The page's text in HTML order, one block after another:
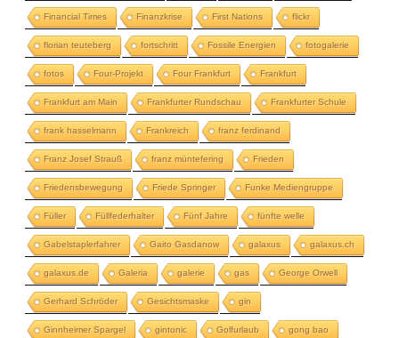
Financial Times Finanzkrise First Nations flickr
florian teuteberg fortschritt Fossile Energien fotogalerie
fotos Four-Projekt Four Frankfurt Frankfurt
Frankfurt am Main Frankfurter Rundschau Frankfurter Schule
frank hasselmann Frankreich franz ferdinand
Franz Josef Strauß franz müntefering Frieden
Friedensbewegung Friede Springer Funke Mediengruppe
Füller Füllfederhalter Fünf Jahre fünfte welle
Gabelstaplerfahrer Gaito Gasdanow galaxus galaxus.ch
galaxus.de Galeria galerie gas George Orwell
Gerhard Schröder Gesichtsmaske gin
Ginnheimer Spargel gintonic Golfurlaub gong bao